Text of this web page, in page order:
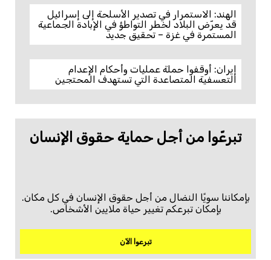
الهند: الاستمرار في تصدير الأسلحة إلى إسرائيل
قد يعرّض البلاد لخطر التواطؤ في الإبادة الجماعية
المستمرة في غزة – تحقيق جديد
إيران: أوقفوا حملة عمليات وأحكام الإعدام
التعسفية المتصاعدة التي تستهدف المحتجين
تبرعّوا من أجل حماية حقوق الإنسان
بإمكاننا سويًا النضال من أجل حقوق الإنسان في كل مكان.
بإمكان تبرعكم تغيير حياة ملايين الأشخاص.
تبرعوا الآن